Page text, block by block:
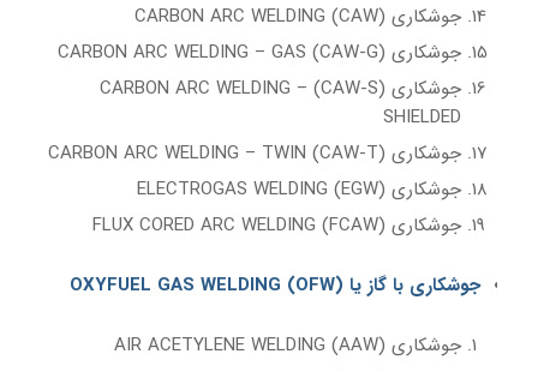
جوشکاری (CAW) CARBON ARC WELDING
جوشکاری (CAW-G) CARBON ARC WELDING – GAS
جوشکاری (CAW-S) CARBON ARC WELDING –
SHIELDED
جوشکاری (CAW-T) CARBON ARC WELDING – TWIN
جوشکاری (EGW) ELECTROGAS WELDING
جوشکاری (FCAW) FLUX CORED ARC WELDING
جوشکاری با گاز یا (OFW) OXYFUEL GAS WELDING
جوشکاری (AAW) AIR ACETYLENE WELDING